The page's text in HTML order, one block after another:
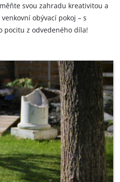
svou zahradu kreativitou a
obývací pokoj – s
z odvedeného díla!